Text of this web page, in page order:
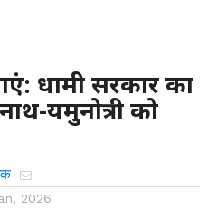
धामी सरकार का
यमुनोत्री को
2026